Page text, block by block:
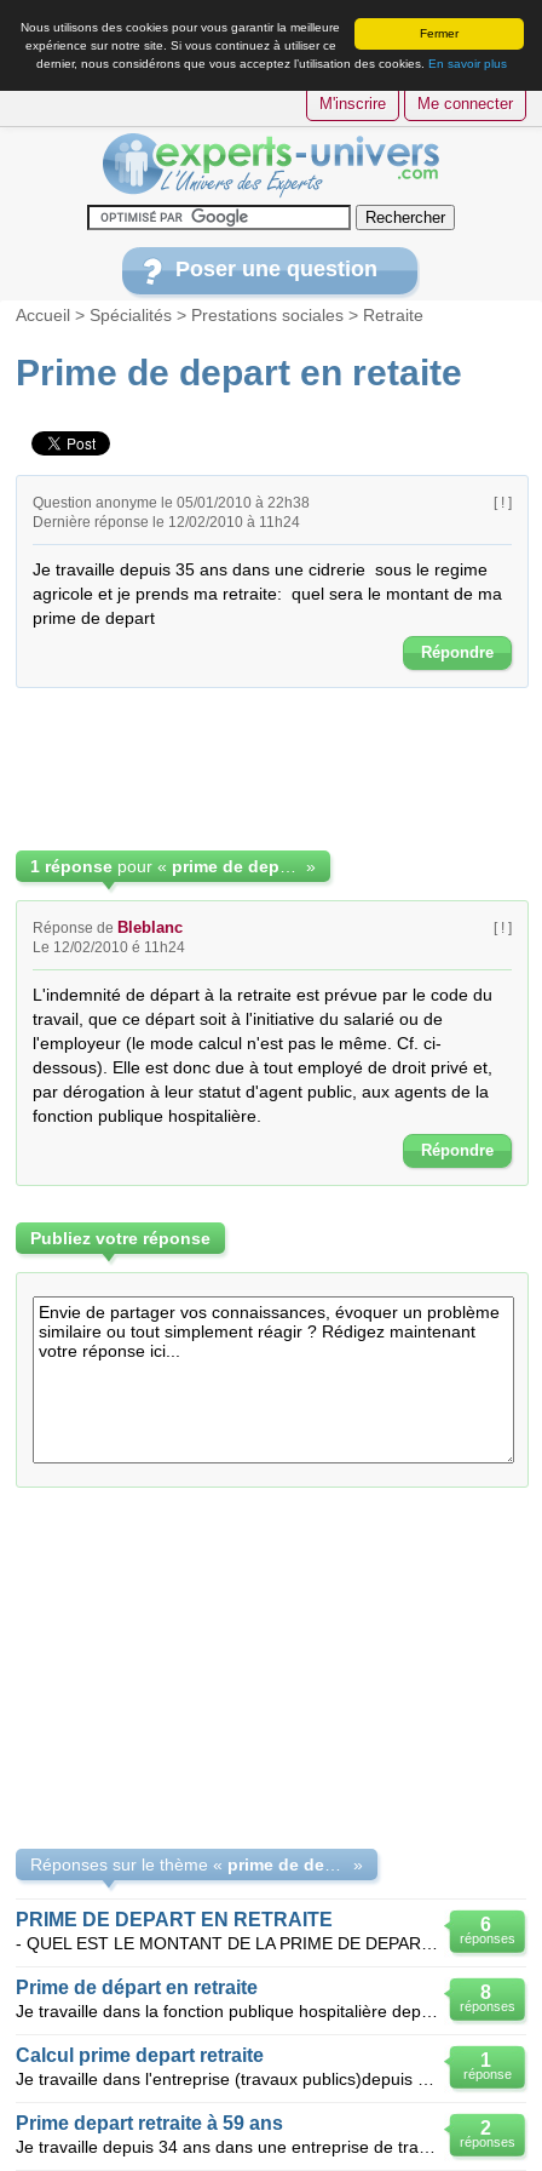
Fermer
Nous utilisons des cookies pour vous garantir la meilleure
expérience sur notre site. Si vous continuez à utiliser ce
dernier, nous considérons que vous acceptez l’utilisation des cookies. En savoir plus
M'inscrire Me connecter
Poser une question
Accueil > Spécialités > Prestations sociales > Retraite
Prime de depart en retaite
Question anonyme le 05/01/2010 à 22h38
Dernière réponse le 12/02/2010 à 11h24
[ ! ]
Je travaille depuis 35 ans dans une cidrerie  sous le regime
agricole et je prends ma retraite:  quel sera le montant de ma
prime de depart
Répondre
1 réponse pour « »
Réponse de Bleblanc
Le 12/02/2010 é 11h24
[ ! ]
L'indemnité de départ à la retraite est prévue par le code du
travail, que ce départ soit à l'initiative du salarié ou de
l'employeur (le mode calcul n'est pas le même. Cf. ci-
dessous). Elle est donc due à tout employé de droit privé et,
par dérogation à leur statut d'agent public, aux agents de la
fonction publique hospitalière.
Répondre
Publiez votre réponse
Réponses sur le thème « »
6
réponses
PRIME DE DEPART EN RETRAITE
8
réponses
Prime de départ en retraite
1
réponse
Calcul prime depart retraite
2
réponses
Prime depart retraite à 59 ans